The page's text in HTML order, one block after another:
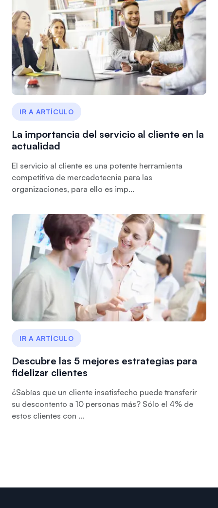
IR A ARTÍCULO
La importancia del servicio al cliente en la
actualidad
El servicio al cliente es una potente herramienta
competitiva de mercadotecnia para las
organizaciones, para ello es imp...
IR A ARTÍCULO
Descubre las 5 mejores estrategias para
fidelizar clientes
¿Sabías que un cliente insatisfecho puede transferir
su descontento a 10 personas más? Sólo el 4% de
estos clientes con ...